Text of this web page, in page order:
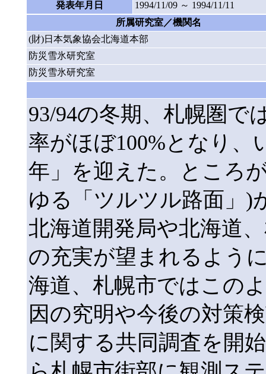
発表年月日
1994/11/09 ～ 1994/11/11
所属研究室／機関名
(財)日本気象協会北海道本部
防災雪氷研究室
防災雪氷研究室
93/94の冬期、札幌圏で
率がほぼ100%となり
年」を迎えた。ところ
ゆる「ツルツル路面」)
北海道開発局や北海道
の充実が望まれるよう
海道、札幌市ではこの
因の究明や今後の対策
に関する共同調査を開